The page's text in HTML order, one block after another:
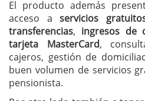
El producto además
acceso aservicios
transferencias, ingresos de
tarjeta MasterCard,
cajeros, gestión de
buen volumen de servicios
pensionista.